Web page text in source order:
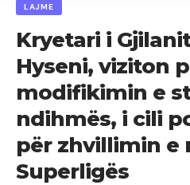
LAJME
Kryetari i
Hyseni, viziton
modifikimin e
ndihmës, i cili
për zhvillimin e
Superligës